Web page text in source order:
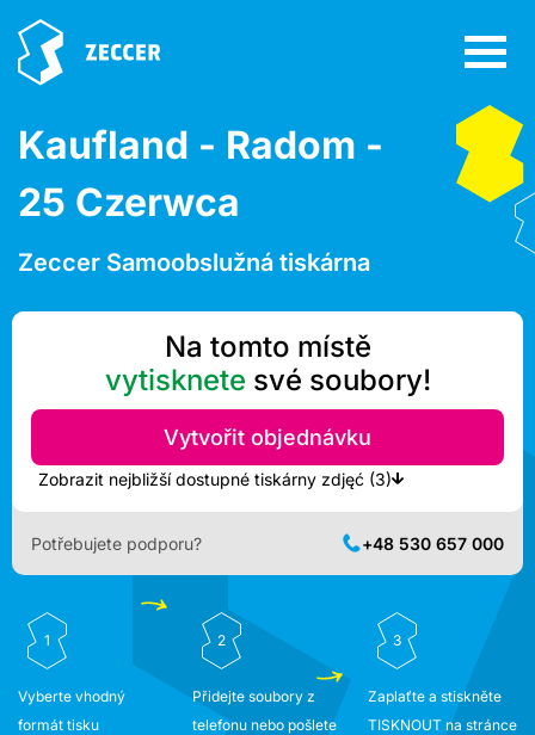
Kaufland - Radom -
25 Czerwca
Zeccer Samoobslužná tiskárna
Na tomto místě
vytisknete své soubory!
Vytvořit objednávku
Zobrazit nejbližší dostupné tiskárny zdjęć (3)
Potřebujete podporu? +48 530 657 000
1
Vyberte vhodný
formát tisku
2
Přidejte soubory z
telefonu nebo pošlete
3
Zaplaťte a stiskněte
TISKNOUT na stránce